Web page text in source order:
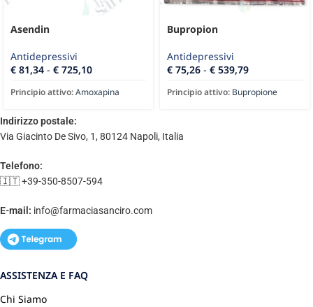
Asendin
Antidepressivi
€ 81,34 - € 725,10
Principio attivo:Amoxapina
Bupropion
Antidepressivi
€ 75,26 - € 539,79
Principio attivo: Bupropione
Indirizzo postale:
Via Giacinto De Sivo, 1, 80124 Napoli, Italia
Telefono:
🇮🇹 +39-350-8507-594
E-mail: info@farmaciasanciro.com
ASSISTENZA E FAQ
Chi Siamo